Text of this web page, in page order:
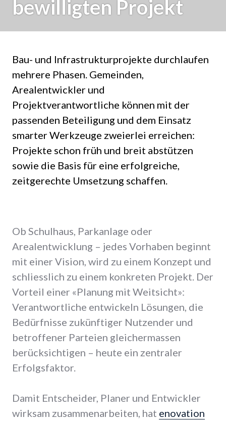
bewilligten Projekt
Bau- und Infrastrukturprojekte durchlaufen
mehrere Phasen. Gemeinden,
Arealentwickler und
Projektverantwortliche können mit der
passenden Beteiligung und dem Einsatz
smarter Werkzeuge zweierlei erreichen:
Projekte schon früh und breit abstützen
sowie die Basis für eine erfolgreiche,
zeitgerechte Umsetzung schaffen.
Ob Schulhaus, Parkanlage oder
Arealentwicklung – jedes Vorhaben beginnt
mit einer Vision, wird zu einem Konzept und
schliesslich zu einem konkreten Projekt. Der
Vorteil einer «Planung mit Weitsicht»:
Verantwortliche entwickeln Lösungen, die
Bedürfnisse zukünftiger Nutzender und
betroffener Parteien gleichermassen
berücksichtigen – heute ein zentraler
Erfolgsfaktor.
Damit Entscheider, Planer und Entwickler
wirksam zusammenarbeiten, hat enovation